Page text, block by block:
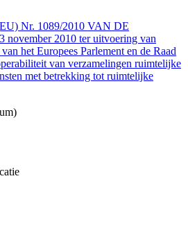
Nr. 1089/2010 VAN DE
november 2010 ter uitvoering van
het Europees Parlement en de Raad
van verzamelingen ruimtelijke
met betrekking tot ruimtelijke